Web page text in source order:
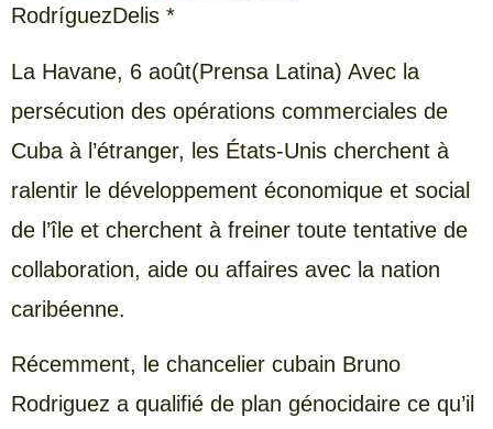
RodríguezDelis *
La Havane, 6 août(Prensa Latina) Avec la
persécution des opérations commerciales de
Cuba à l’étranger, les États-Unis cherchent à
ralentir le développement économique et social
de l’île et cherchent à freiner toute tentative de
collaboration, aide ou affaires avec la nation
caribéenne.
Récemment, le chancelier cubain Bruno
Rodriguez a qualifié de plan génocidaire ce qu’il